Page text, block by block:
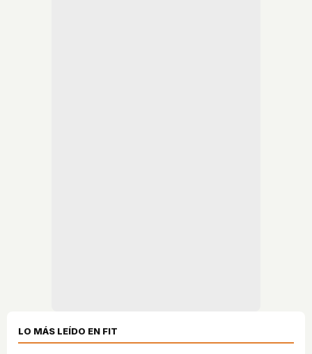
LO MÁS LEÍDO EN FIT